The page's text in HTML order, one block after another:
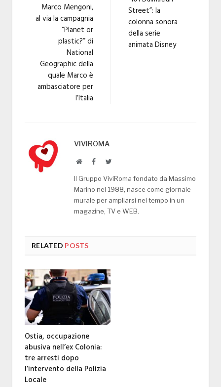
Marco Mengoni,
al via la campagnia
“Planet or
plastic?” di
National
Geographic della
quale Marco è
ambasciatore per
l’Italia
Street”: la
colonna sonora
della serie
animata Disney
VIVIROMA
WebsiteFacebookTwitter
Il Gruppo ViviRoma fondato da Massimo
Marino nel 1988, nasce come giornale
murale per ampliarsi nel tempo in un
magazine, TV e WEB.
RELATED POSTS
Ostia, occupazione
abusiva nell’ex Colonia:
tre arresti dopo
l’intervento della Polizia
Locale